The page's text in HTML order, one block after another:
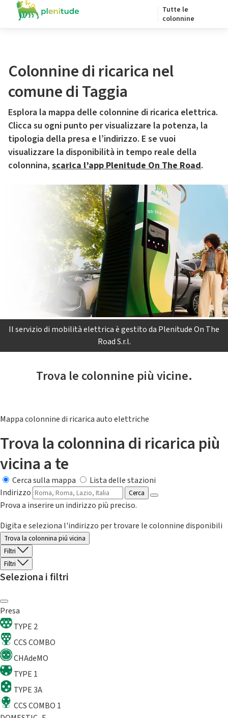
Tutte le
colonnine
Colonnine di ricarica nel
comune di Taggia
Esplora la mappa delle colonnine di ricarica elettrica.
Clicca su ogni punto per visualizzare la potenza, la
tipologia della presa e l’indirizzo. E se vuoi
visualizzare la disponibilità in tempo reale della
colonnina, scarica l’app Plenitude On The Road.
Il servizio di mobilità elettrica è gestito da Plenitude On The
Road S.r.l.
Trova le colonnine più vicine.
Mappa colonnine di ricarica auto elettriche
Trova la colonnina di ricarica più
vicina a te
Cerca sulla mappa
Lista delle stazioni
Indirizzo
Cerca
Prova a inserire un indirizzo più preciso.
Digita e seleziona l'indirizzo per trovare le colonnine disponibili
Trova la colonnina piú vicina
Filtri
Filtri
Seleziona i filtri
Presa
TYPE 2
CCS COMBO
CHAdeMO
TYPE 1
TYPE 3A
CCS COMBO 1